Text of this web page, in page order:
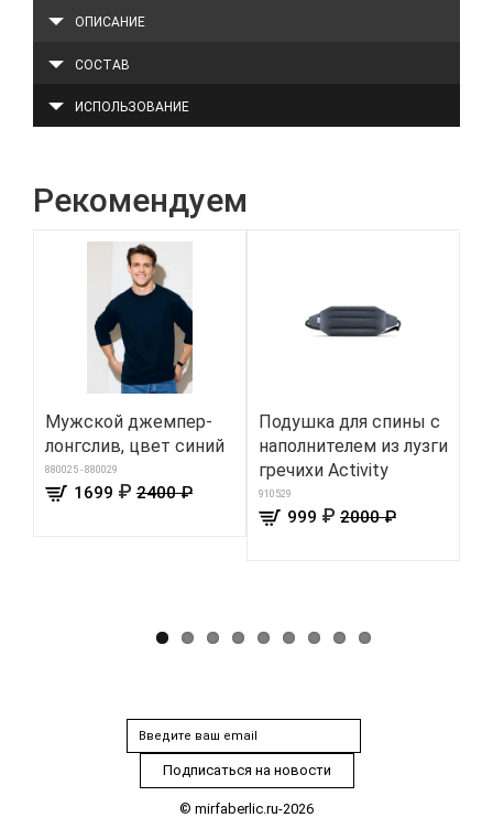
ОПИСАНИЕ
СОСТАВ
ИСПОЛЬЗОВАНИЕ
Рекомендуем
Мужской джемпер-
лонгслив, цвет синий
880025 - 880029
1699 ₽ 2400 ₽
Подушка для спины с
наполнителем из лузги
гречихи Activity
910529
999 ₽ 2000 ₽
© mirfaberlic.ru-2026